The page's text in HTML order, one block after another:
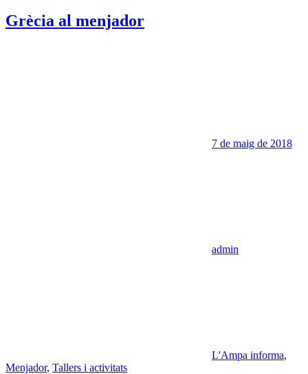
Grècia al menjador
7 de maig de 2018
admin
L'Ampa informa,
Menjador, Tallers i activitats